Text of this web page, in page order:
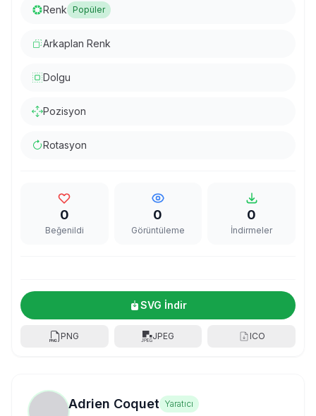
Renk Popüler
Arkaplan Renk
Dolgu
Pozisyon
Rotasyon
0
Beğenildi
0
Görüntüleme
0
İndirmeler
SVG İndir
PNG JPEG ICO
Adrien Coquet Yaratıcı